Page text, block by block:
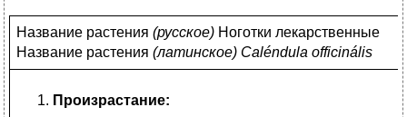
Название растения (русское) Ноготки лекарственные
Название растения (латинское) Caléndula officinális
Произрастание: